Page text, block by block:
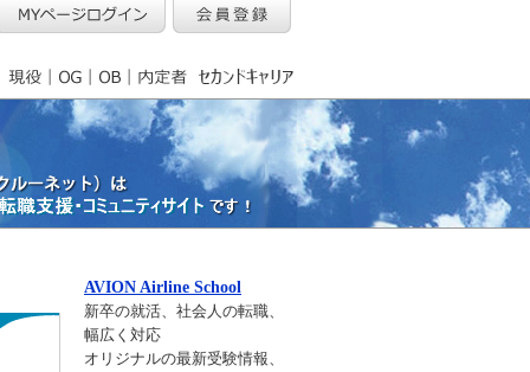
AVION Airline School
新卒の就活、社会人の転職、
幅広く対応
オリジナルの最新受験情報、